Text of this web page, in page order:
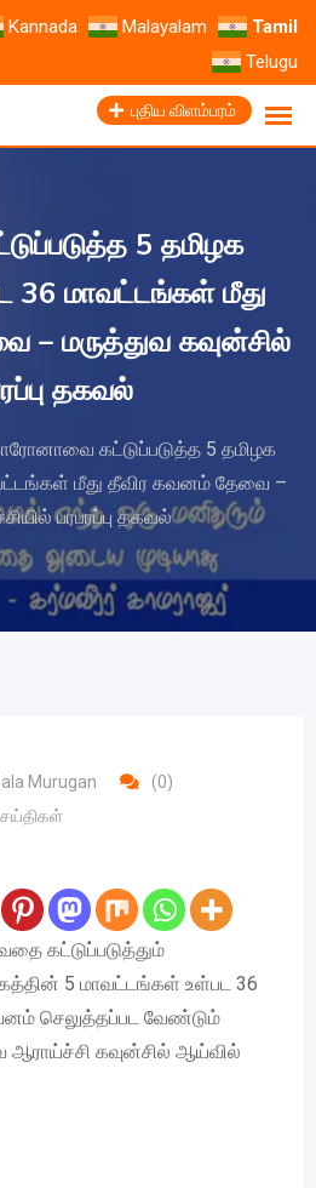
Kannada Malayalam
Tamil
Telugu
புதிய விளம்பரம்
5 தமிழக
36 மாவட்டங்கள் மீது
– மருத்துவ கவுன்சில்
தகவல்
கட்டுப்படுத்த 5 தமிழக
மீது தீவிர கவனம் தேவை –
பரபரப்பு தகவல்
Murugan
(0)
கட்டுப்படுத்தும்
5 மாவட்டங்கள் உள்பட 36
செலுத்தப்பட வேண்டும்
ஆராய்ச்சி கவுன்சில் ஆய்வில்